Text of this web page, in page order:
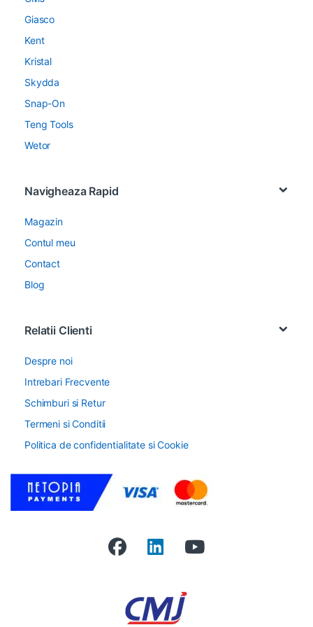
Giasco
Kent
Kristal
Skydda
Snap-On
Teng Tools
Wetor
Navigheaza Rapid
Magazin
Contul meu
Contact
Blog
Relatii Clienti
Despre noi
Intrebari Frecvente
Schimburi si Retur
Termeni si Conditii
Politica de confidentialitate si Cookie